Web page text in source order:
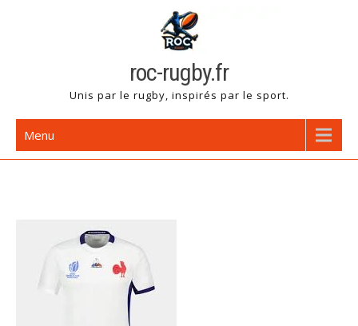
roc-rugby.fr
Unis par le rugby, inspirés par le sport.
Menu